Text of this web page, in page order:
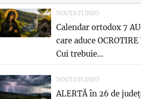
NOUTATI.INFO
Calendar ortodox 7
care aduce
Cui trebuie...
NOUTATI.INFO
ALERTĂ în 26 de